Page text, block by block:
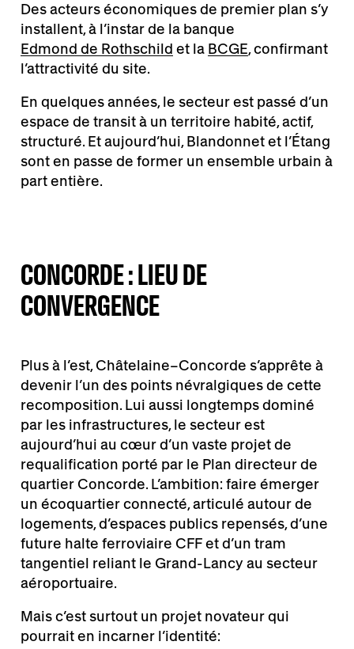
Des acteurs économiques de premier plan s’y
installent, à l’instar de la banque
Edmond de Rothschild et la BCGE, confirmant
l’attractivité du site.
En quelques années, le secteur est passé d’un
espace de transit à un territoire habité, actif,
structuré. Et aujourd’hui, Blandonnet et l’Étang
sont en passe de former un ensemble urbain à
part entière.
CONCORDE : LIEU DE
CONVERGENCE
Plus à l’est, Châtelaine–Concorde s’apprête à
devenir l’un des points névralgiques de cette
recomposition. Lui aussi longtemps dominé
par les infrastructures, le secteur est
aujourd’hui au cœur d’un vaste projet de
requalification porté par le Plan directeur de
quartier Concorde. L’ambition: faire émerger
un écoquartier connecté, articulé autour de
logements, d’espaces publics repensés, d’une
future halte ferroviaire CFF et d’un tram
tangentiel reliant le Grand-Lancy au secteur
aéroportuaire.
Mais c’est surtout un projet novateur qui
pourrait en incarner l’identité: